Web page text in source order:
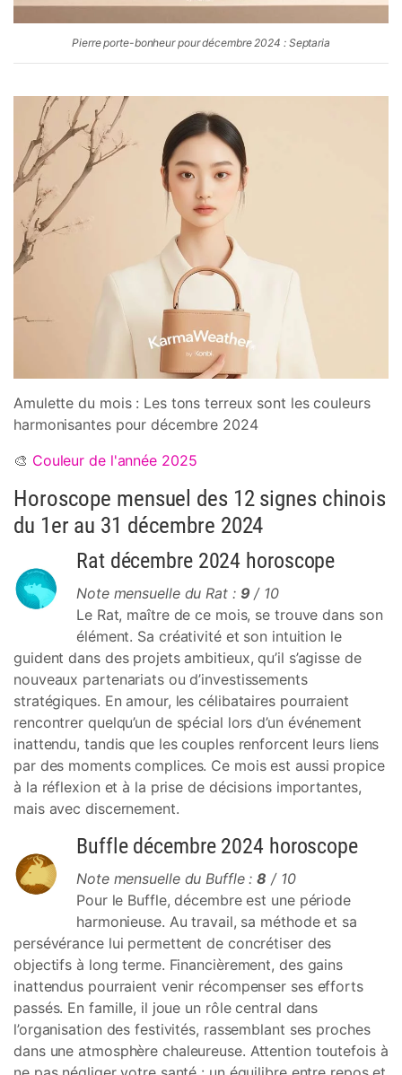
Pierre porte-bonheur pour décembre 2024 : Septaria
Amulette du mois : Les tons terreux sont les couleurs
harmonisantes pour décembre 2024
🎨 Couleur de l'année 2025
Horoscope mensuel des 12 signes chinois
du 1er au 31 décembre 2024
Rat décembre 2024 horoscope
Note mensuelle du Rat : 9 / 10
Le Rat, maître de ce mois, se trouve dans son
élément. Sa créativité et son intuition le
guident dans des projets ambitieux, qu’il s’agisse de
nouveaux partenariats ou d’investissements
stratégiques. En amour, les célibataires pourraient
rencontrer quelqu’un de spécial lors d’un événement
inattendu, tandis que les couples renforcent leurs liens
par des moments complices. Ce mois est aussi propice
à la réflexion et à la prise de décisions importantes,
mais avec discernement.
Buffle décembre 2024 horoscope
Note mensuelle du Buffle :8 / 10
Pour le Buffle, décembre est une période
harmonieuse. Au travail, sa méthode et sa
persévérance lui permettent de concrétiser des
objectifs à long terme. Financièrement, des gains
inattendus pourraient venir récompenser ses efforts
passés. En famille, il joue un rôle central dans
l’organisation des festivités, rassemblant ses proches
dans une atmosphère chaleureuse. Attention toutefois à